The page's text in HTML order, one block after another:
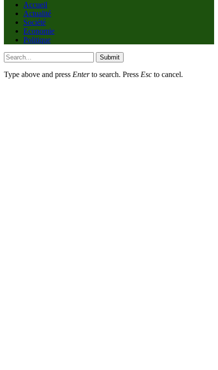
Accueil
Actualité
Société
Economie
Politique
Submit
Type above and press Enterto search. Press Esc to cancel.